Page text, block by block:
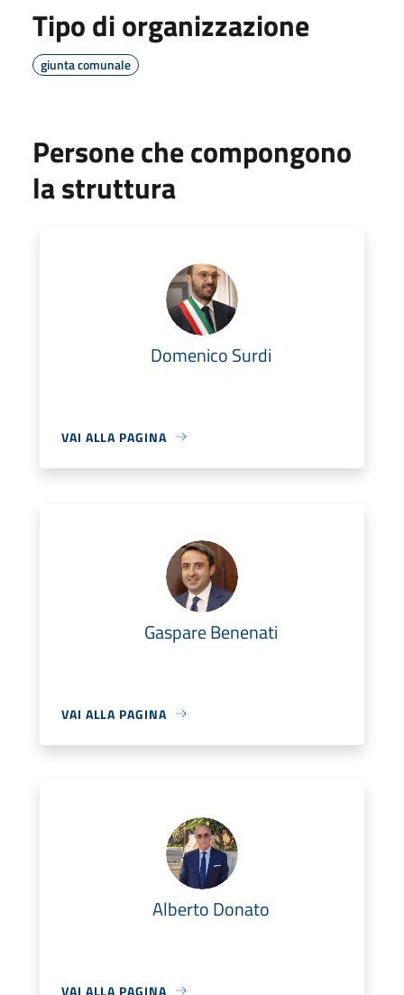
Tipo di organizzazione
giunta comunale
Persone che compongono
la struttura
Domenico Surdi
VAI ALLA PAGINA
Gaspare Benenati
VAI ALLA PAGINA
Alberto Donato
VAI ALLA PAGINA